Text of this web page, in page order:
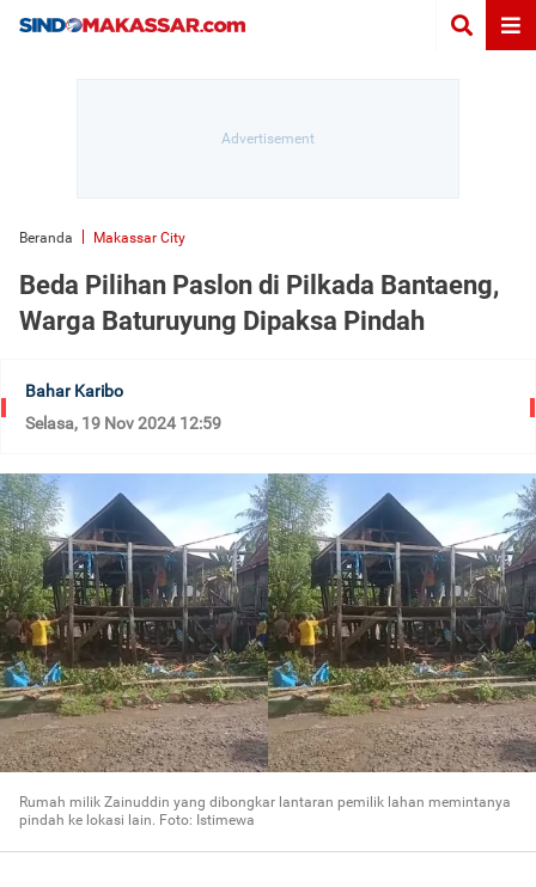
Beranda Makassar City
Beda Pilihan Paslon di Pilkada Bantaeng,
Warga Baturuyung Dipaksa Pindah
Bahar Karibo
Selasa, 19 Nov 2024 12:59
Rumah milik Zainuddin yang dibongkar lantaran pemilik lahan memintanya
pindah ke lokasi lain. Foto: Istimewa